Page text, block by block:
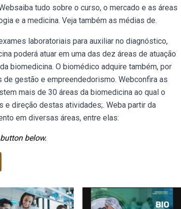
tudo sobre o curso, o mercado e as áreas
e a medicina. Veja também as médias de.
laboratoriais para auxiliar no diagnóstico,
poderá atuar em uma das dez áreas de atuação
biomedicina. O biomédico adquire também, por
gestão e empreendedorismo. Webconfira as
mais de 30 áreas da biomedicina ao qual o
direção destas atividades;. Weba partir da
em diversas áreas, entre elas:
below.